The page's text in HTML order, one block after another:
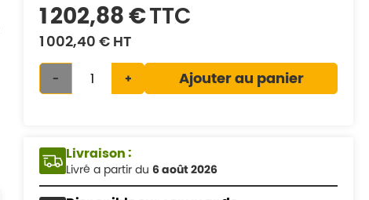
1 202,88 €TTC
1 002,40 € HT
- + Ajouter au panier
Livraison :
Livré a partir du 6 août 2026